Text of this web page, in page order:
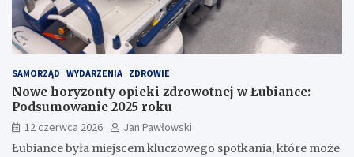
SAMORZĄD WYDARZENIA ZDROWIE
Nowe horyzonty opieki zdrowotnej w Łubiance:
Podsumowanie 2025 roku
12 czerwca 2026
Jan Pawłowski
Łubiance była miejscem kluczowego spotkania, które może